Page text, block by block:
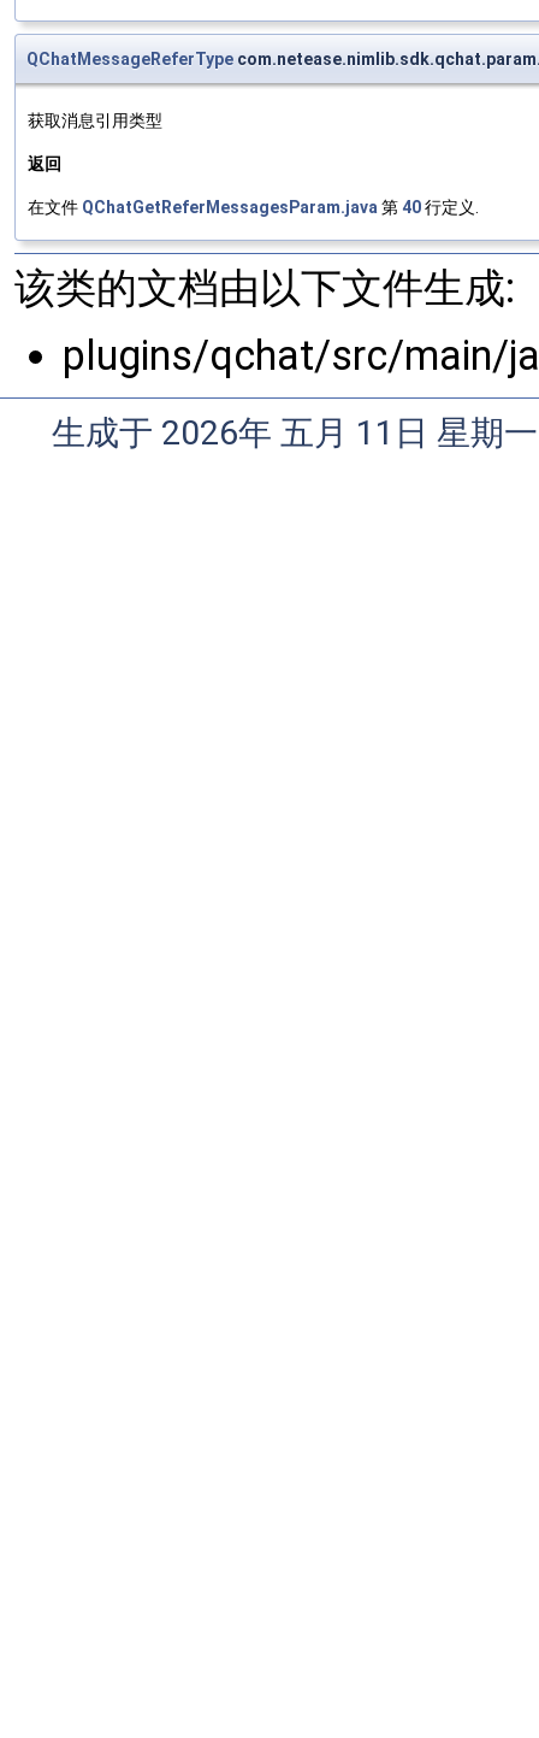
QChatMessageReferType
获取消息引用类型
返回
在文件 QChatGetReferMessagesParam.java 第 40行定义.
该类的文档由以下文件生成:
plugins/qchat/src/main/
生成于 2026年 五月 11日 星期